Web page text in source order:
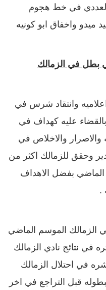
في خط هجوم
ميدو واخفاق ابو كونيه
بطل في الزمالك
وانتقاد شرس في
عليه كهداف في
والاصرار والاخلاص في
وحقق للزمالك اكثر من
الماضي بفضل الاهداف
.
الزمالك الموسم الماضي
في نتائج نادي الزمالك
في احتلال الزمالك
قبل التراجع في اخر